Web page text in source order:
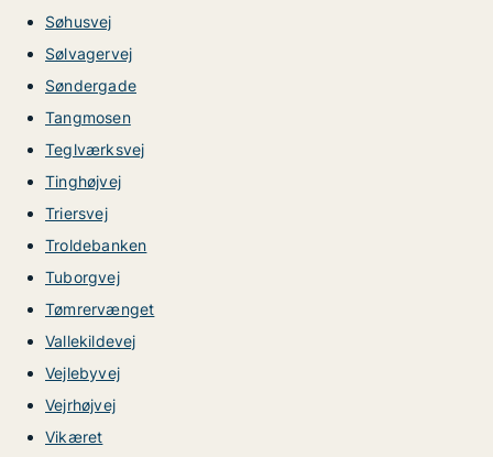
Søhusvej
Sølvagervej
Søndergade
Tangmosen
Teglværksvej
Tinghøjvej
Triersvej
Troldebanken
Tuborgvej
Tømrervænget
Vallekildevej
Vejlebyvej
Vejrhøjvej
Vikæret